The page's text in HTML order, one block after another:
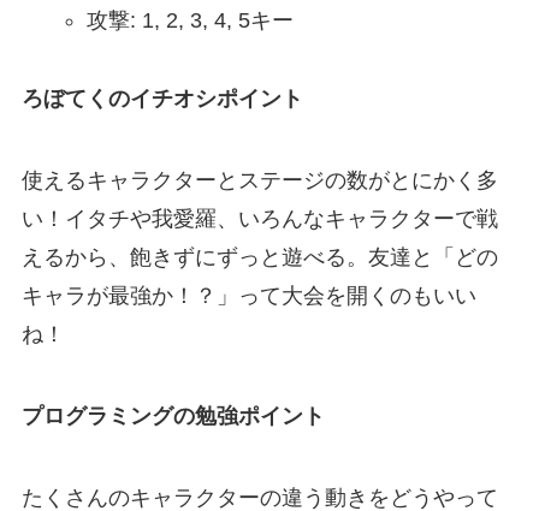
攻撃: 1, 2, 3, 4, 5キー
ろぼてくのイチオシポイント
使えるキャラクターとステージの数がとにかく多
い！イタチや我愛羅、いろんなキャラクターで戦
えるから、飽きずにずっと遊べる。友達と「どの
キャラが最強か！？」って大会を開くのもいい
ね！
プログラミングの勉強ポイント
たくさんのキャラクターの違う動きをどうやって